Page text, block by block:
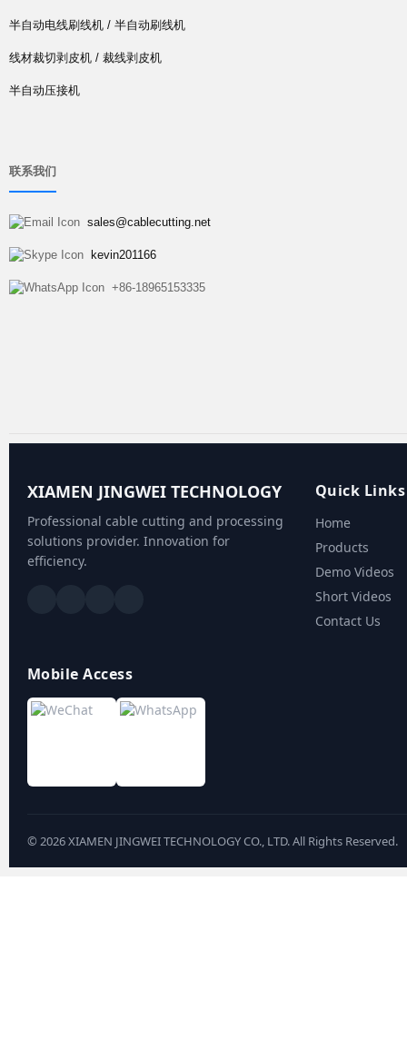
半自动电线刷线机 / 半自动刷线机
线材裁切剥皮机 / 裁线剥皮机
半自动压接机
联系我们
sales@cablecutting.net
kevin201166
+86-18965153335
XIAMEN JINGWEI TECHNOLOGY
Professional cable cutting and processing
solutions provider. Innovation for
efficiency.
Quick Links
Home
Products
Demo Videos
Short Videos
Contact Us
Mobile Access
© 2026XIAMEN JINGWEI TECHNOLOGY CO., LTD. All Rights Reserved.